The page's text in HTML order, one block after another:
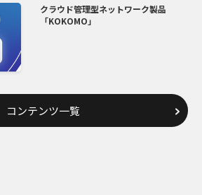
クラウド管理型ネットワーク製品
「KOKOMO」
コンテンツ一覧